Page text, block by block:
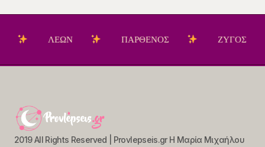
ΛΕΩΝ ΠΑΡΘΕΝΟΣ ΖΥΓΟΣ
2019 All Rights Reserved | Provlepseis.gr Η Μαρία Μιχαήλου